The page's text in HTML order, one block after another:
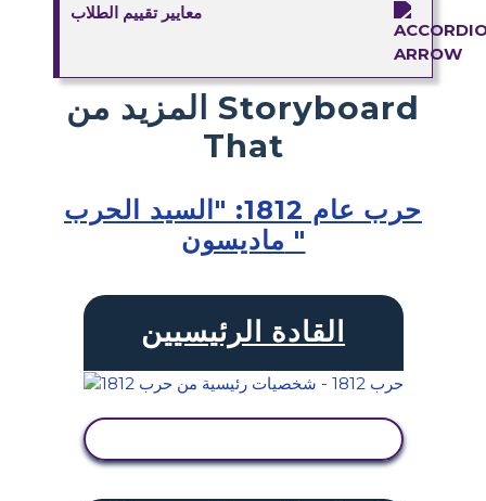
معايير تقييم الطلاب
المزيد من Storyboard
That
حرب عام 1812: "السيد الحرب
ماديسون "
القادة الرئيسيين